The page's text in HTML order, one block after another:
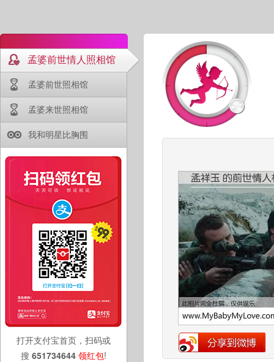
孟婆前世情人照相馆
孟婆前世照相馆
孟婆来世照相馆
我和明星比胸围
打开支付宝首页，扫码或
搜 651734644 领红包!